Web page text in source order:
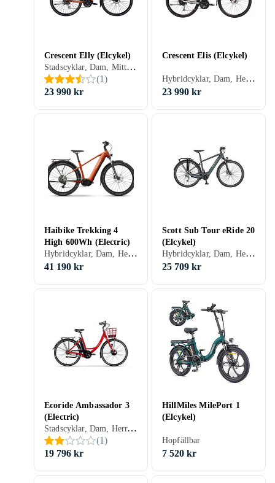
Crescent Elly (Elcykel)
Stadscyklar, Dam, Mittmonterad, 400 Wh
(1)
23 990 kr
Crescent Elis (Elcykel)
Hybridcyklar, Dam, Herr, Mittmonterad
23 990 kr
Haibike Trekking 4
High 600Wh (Electric)
Hybridcyklar, Dam, Herr, Mittmonterad, 720 Wh
41 190 kr
Scott Sub Tour eRide 20
(Elcykel)
Hybridcyklar, Dam, Herr, Mittmonterad, 625 Wh
25 709 kr
Ecoride Ambassador 3
(Electric)
Stadscyklar, Dam, Herr, Framhjul, 530 Wh
(1)
19 796 kr
HillMiles MilePort 1
(Elcykel)
Hopfällbar
7 520 kr